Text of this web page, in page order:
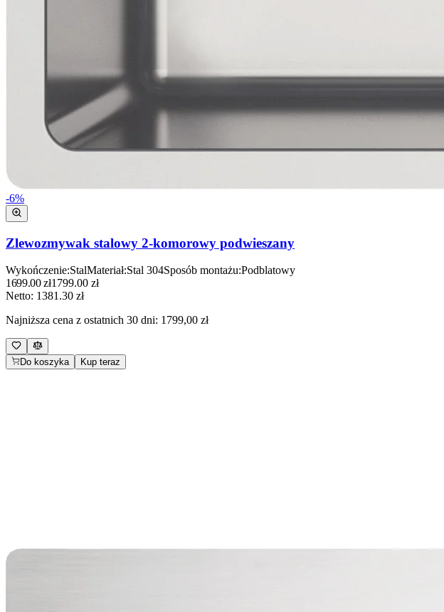
-6%
Zlewozmywak stalowy 2-komorowy podwieszany
Wykończenie:StalMateriał:Stal 304Sposób montażu:Podblatowy
1699.00zł1799.00zł
Netto: 1381.30 zł
Najniższa cena z ostatnich 30 dni: 1799,00 zł
Do koszyka Kup teraz